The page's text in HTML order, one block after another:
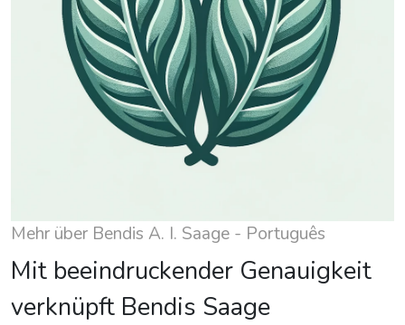
Mehr über Bendis A. I. Saage - Português
Mit beeindruckender Genauigkeit
verknüpft Bendis Saage